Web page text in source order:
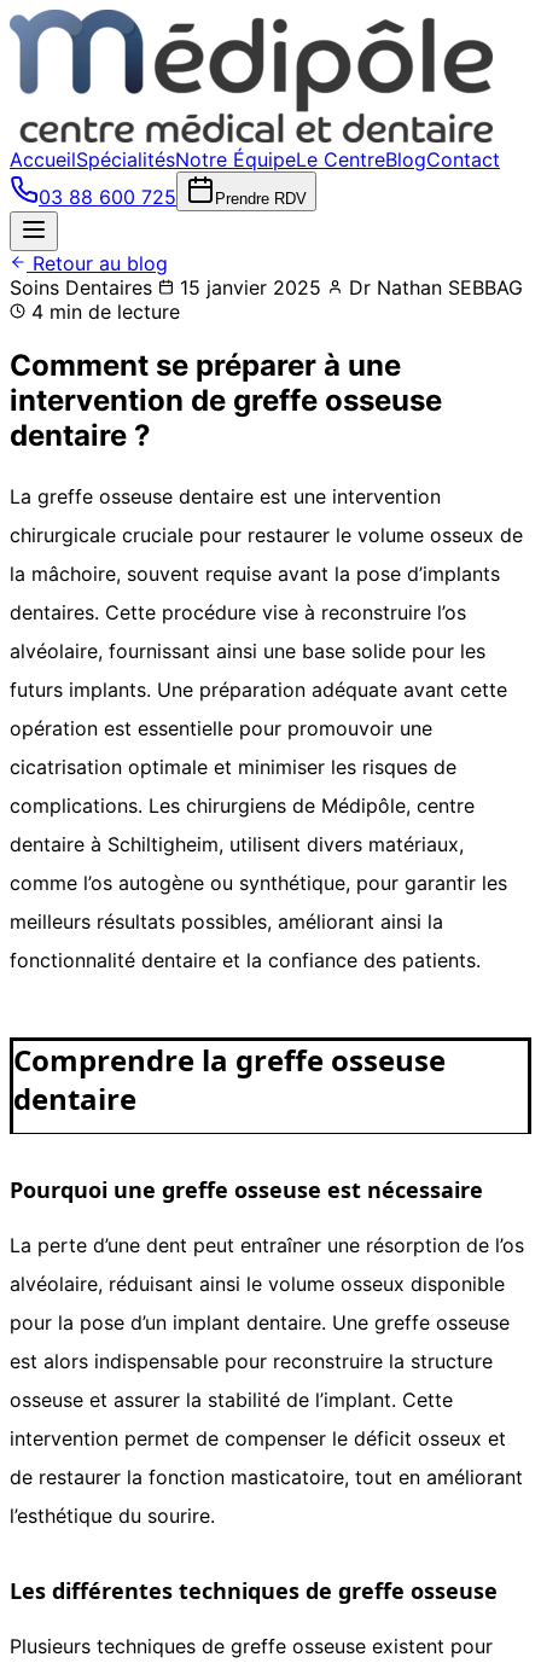
AccueilSpécialitésNotre ÉquipeLe CentreBlogContact
03 88 600 725
Prendre RDV
Retour au blog
Soins Dentaires
15 janvier 2025
Dr Nathan SEBBAG
4 min de lecture
Comment se préparer à une
intervention de greffe osseuse
dentaire ?
La greffe osseuse dentaire est une intervention
chirurgicale cruciale pour restaurer le volume osseux de
la mâchoire, souvent requise avant la pose d’implants
dentaires. Cette procédure vise à reconstruire l’os
alvéolaire, fournissant ainsi une base solide pour les
futurs implants. Une préparation adéquate avant cette
opération est essentielle pour promouvoir une
cicatrisation optimale et minimiser les risques de
complications. Les chirurgiens de Médipôle, centre
dentaire à Schiltigheim, utilisent divers matériaux,
comme l’os autogène ou synthétique, pour garantir les
meilleurs résultats possibles, améliorant ainsi la
fonctionnalité dentaire et la confiance des patients.
Comprendre la greffe osseuse
dentaire
Pourquoi une greffe osseuse est nécessaire
La perte d’une dent peut entraîner une résorption de l’os
alvéolaire, réduisant ainsi le volume osseux disponible
pour la pose d’un implant dentaire. Une greffe osseuse
est alors indispensable pour reconstruire la structure
osseuse et assurer la stabilité de l’implant. Cette
intervention permet de compenser le déficit osseux et
de restaurer la fonction masticatoire, tout en améliorant
l’esthétique du sourire.
Les différentes techniques de greffe osseuse
Plusieurs techniques de greffe osseuse existent pour